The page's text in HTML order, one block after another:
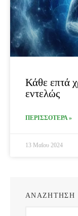
Κάθε επτά
εντελώς
ΠΕΡΙΣΣΟΤΕΡΑ »
13 Μαΐου 2024
ΑΝΑΖΗΤΗΣΗ